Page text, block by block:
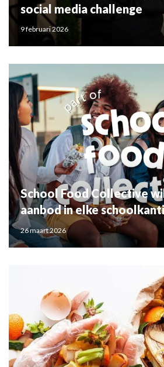
social media challenge
9 februari 2026
School Food Collective
aanbod in elke
26 maart 2026